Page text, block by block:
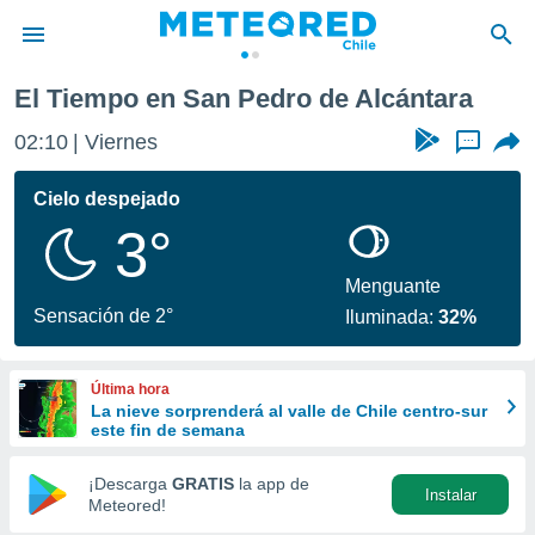
de
por
se
calidad.
a este
las
y
forma
digital
basada
El Tiempo en San Pedro de Alcántara
02:10 Viernes ...
Cielo despejado
3°
Sensación de 2°
Menguante
Iluminada:32%
Última hora
La nieve sorprenderá al valle de Chile centro-sur
este fin de semana
¡Descarga GRATIS la app de
Meteored!
Instalar